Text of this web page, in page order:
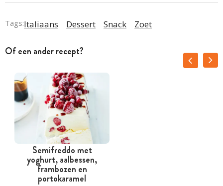
Tags:Italiaans Dessert Snack Zoet
Of een ander recept?
Semifreddo met
yoghurt, aalbessen,
frambozen en
portokaramel